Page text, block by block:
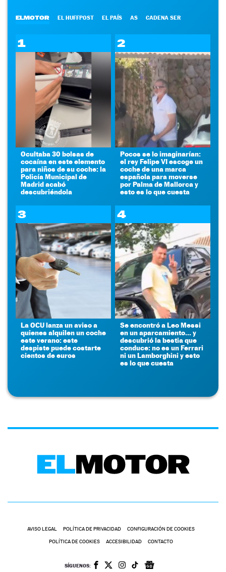
ELMOTOR EL HUFFPOST EL PAÍS AS CADENA SER
1
Ocultaba 30 bolsas de
cocaína en este elemento
para niños de su coche: la
Policía Municipal de
Madrid acabó
descubriéndola
2
Pocos se lo imaginarían:
el rey Felipe VI escoge un
coche de una marca
española para moverse
por Palma de Mallorca y
esto es lo que cuesta
3
La OCU lanza un aviso a
quienes alquilen un coche
este verano: este
despiste puede costarte
cientos de euros
4
Se encontró a Leo Messi
en un aparcamiento... y
descubrió la bestia que
conduce: no es un Ferrari
ni un Lamborghini y esto
es lo que cuesta
AVISO LEGAL POLÍTICA DE PRIVACIDAD CONFIGURACIÓN DE COOKIES
POLÍTICA DE COOKIES ACCESIBILIDAD CONTACTO
SÍGUENOS: